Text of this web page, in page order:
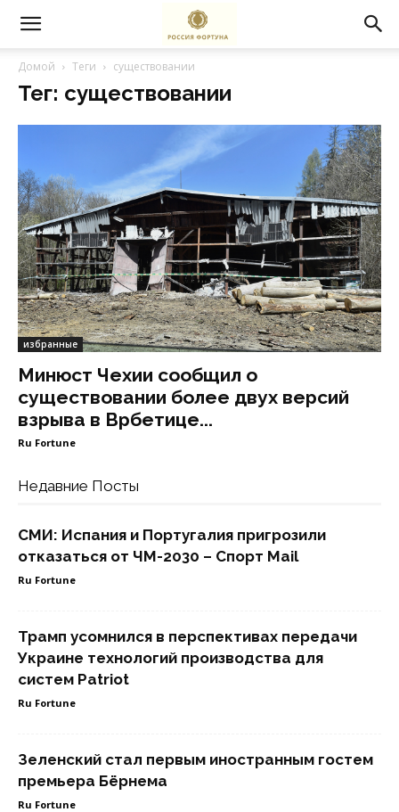
Домой Теги существовании
Тег: существовании
избранные
Минюст Чехии сообщил о
существовании более двух версий
взрыва в Врбетице...
Ru Fortune
Недавние Посты
СМИ: Испания и Португалия пригрозили
отказаться от ЧМ-2030 – Спорт Mail
Ru Fortune
Трамп усомнился в перспективах передачи
Украине технологий производства для
систем Patriot
Ru Fortune
Зеленский стал первым иностранным гостем
премьера Бёрнема
Ru Fortune